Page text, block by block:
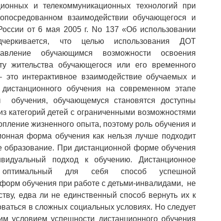
и телекоммуникационных технологий при
взаимодействии обучающегося и
от 6 мая 2005 г. No 137 «Об использовании
что целью использования ДОТ
обучающимся возможности освоения
жительства обучающегося или его временного
интерактивное взаимодействие обучаемых и
обучения на современном этапе
обучающемуся становятся доступны
категорий детей с ограниченными возможностями
жизненного опыта, поэтому роль обучения и
форма обучения как нельзя лучше подходит
образование. При дистанционной форме обучения
подход к обучению. Дистанционное
оптимальный для себя способ успешной
обучения при работе с детьми-инвалидами, не
едва ли не единственный способ вернуть их к
в сложных социальных условиях. Но следует
условием успешности дистанционного обучения